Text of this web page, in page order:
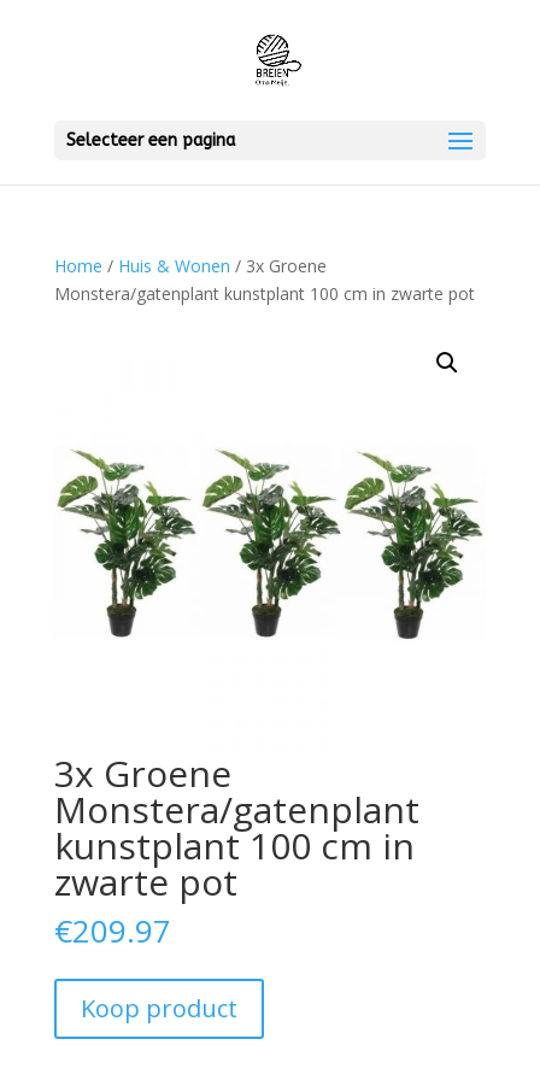
Selecteer een pagina
Home / Huis & Wonen / 3x Groene
Monstera/gatenplant kunstplant 100 cm in zwarte pot
3x Groene
Monstera/gatenplant
kunstplant 100 cm in
zwarte pot
€209.97
Koop product